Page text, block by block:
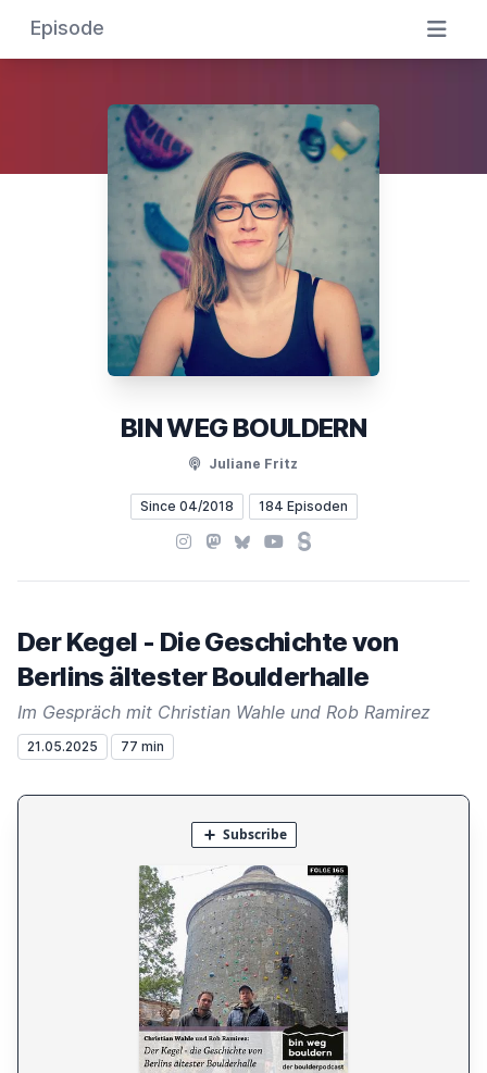
Episode
BIN WEG BOULDERN
Juliane Fritz
Since 04/2018 184 Episoden
Instagram
Mastodon
BlueskyYouTubeSteady
Der Kegel - Die Geschichte von
Berlins ältester Boulderhalle
Im Gespräch mit Christian Wahle und Rob Ramirez
21.05.2025 77 min